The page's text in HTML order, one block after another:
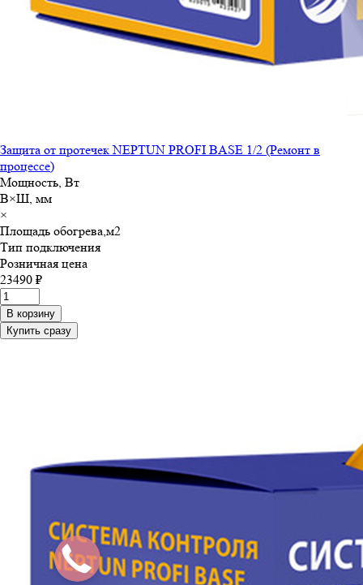
Защита от протечек NEPTUN PROFI BASE 1/2 (Ремонт в
процессе)
Мощность, Вт
В×Ш, мм
×
Площадь обогрева,м2
Тип подключения
Розничная цена
23490 ₽
В корзину
Купить сразу